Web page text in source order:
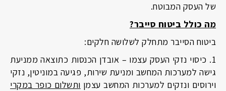
של העסק המבוטח.
מה כולל ביטוח סייבר?
ביטוח הסייבר מתחלק לשלושה חלקים:
1. כיסוי נזקי העסק עצמו – אובדן הכנסות כתוצאה ממניעת
גישה למערכות המחשב ומניעת שירות, פגיעה במוניטין, נזקי
וירוסים ונזקים למערכות המחשב עצמן ותשלום כופר במקרי